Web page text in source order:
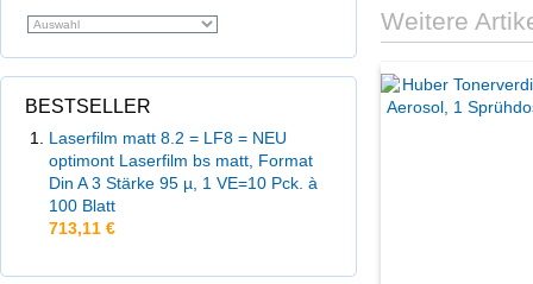
BESTSELLER
Laserfilm matt 8.2 = LF8 = NEU
optimont Laserfilm bs matt, Format
Din A 3 Stärke 95 µ, 1 VE=10 Pck. à
100 Blatt
713,11 €
Weitere